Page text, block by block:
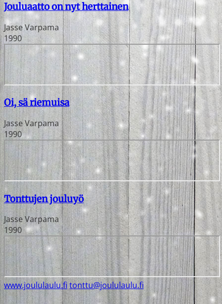
Jouluaatto on nyt herttainen
Jasse Varpama
1990
Oi, sä riemuisa
Jasse Varpama
1990
Tonttujen jouluyö
Jasse Varpama
1990
www.joululaulu.fitonttu@joululaulu.fi